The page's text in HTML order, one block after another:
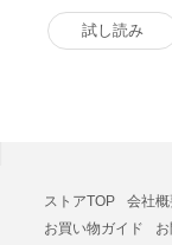
試し読み
ストアTOP 会社
お買い物ガイド